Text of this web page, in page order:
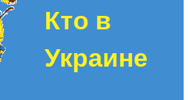
Кто в
Украине